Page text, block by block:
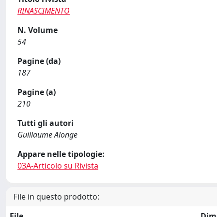
RINASCIMENTO
N. Volume
54
Pagine (da)
187
Pagine (a)
210
Tutti gli autori
Guillaume Alonge
Appare nelle tipologie:
03A-Articolo su Rivista
File in questo prodotto: